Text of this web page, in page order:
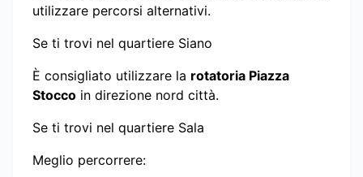
utilizzare percorsi alternativi.
Se ti trovi nel quartiere Siano
È consigliato utilizzare la rotatoria Piazza
Stocco in direzione nord città.
Se ti trovi nel quartiere Sala
Meglio percorrere: